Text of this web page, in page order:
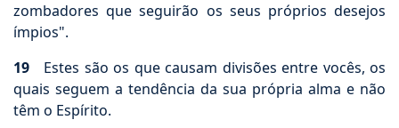
zombadores que seguirão os seus próprios desejos
ímpios".
19 Estes são os que causam divisões entre vocês, os
quais seguem a tendência da sua própria alma e não
têm o Espírito.